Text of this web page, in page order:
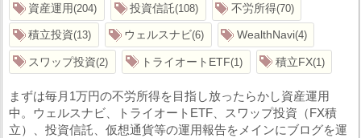
資産運用 204 投資信託 108 不労所得 70
積立投資 13 ウェルスナビ 6 WealthNavi 4
スワップ投資 2 トライオートETF 1 積立FX 1
まずは毎月1万円の不労所得を目指し放ったらかし資産運用
中。ウェルスナビ、トライオートETF、スワップ投資（FX積
立）、投資信託、仮想通貨等の運用報告をメインにブログを運